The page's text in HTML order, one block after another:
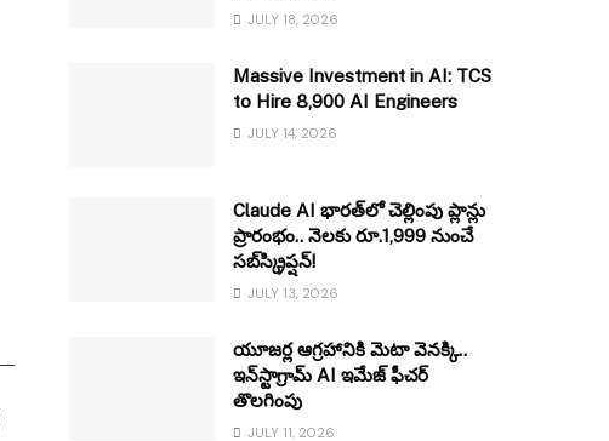
JULY 18, 2026
Massive Investment in AI: TCS
to Hire 8,900 AI Engineers
JULY 14, 2026
Claude AI భారత్‌లో చెల్లింపు ప్లాన్లు
ప్రారంభం.. నెలకు రూ.1,999 నుంచే
సబ్‌స్క్రిప్షన్!
JULY 13, 2026
యూజర్ల ఆగ్రహానికి మెటా వెనక్కి..
ఇన్‌స్టాగ్రామ్ AI ఇమేజ్ ఫీచర్
తొలగింపు
JULY 11, 2026